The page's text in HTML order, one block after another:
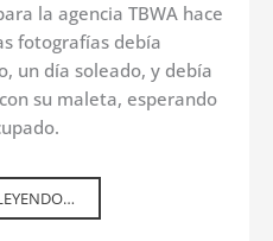
la agencia TBWA hace
fotografías debía
un día soleado, y debía
su maleta, esperando